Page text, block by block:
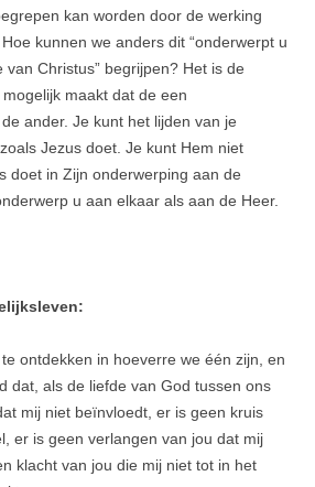
kan worden door de werking
kunnen we anders dit “onderwerpt u
Christus” begrijpen? Het is de
maakt dat de een
ander. Je kunt het lijden van je
Jezus doet. Je kunt Hem niet
doet in Zijn onderwerping aan de
u aan elkaar als aan de Heer.
ontdekken in hoeverre we één zijn, en
dat, als de liefde van God tussen ons
mij niet beïnvloedt, er is geen kruis
er is geen verlangen van jou dat mij
klacht van jou die mij niet tot in het